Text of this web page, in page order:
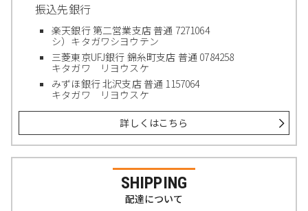
振込先銀行
楽天銀行 第二営業支店 普通 7271064
シ）キタガワシヨウテン
三菱東京UFJ銀行 錦糸町支店 普通 0784258
キタガワ リヨウスケ
みずほ銀行 北沢支店 普通 1157064
キタガワ リヨウスケ
詳しくはこちら
SHIPPING
配達について